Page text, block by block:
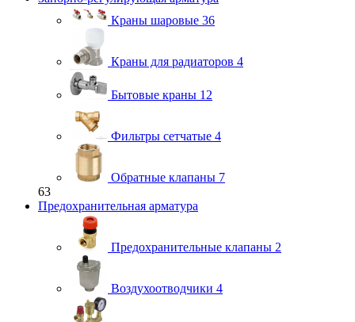
Краны шаровые 36
Краны для радиаторов 4
Бытовые краны 12
Фильтры сетчатые 4
Обратные клапаны 7
63
Предохранительная арматура
Предохранительные клапаны 2
Воздухоотводчики 4